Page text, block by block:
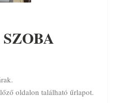
oldalon található űrlapot.